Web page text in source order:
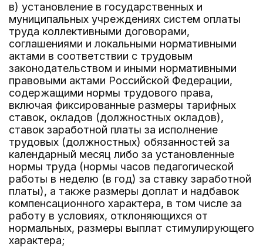
в) установление в государственных и
муниципальных учреждениях систем оплаты
труда коллективными договорами,
соглашениями и локальными нормативными
актами в соответствии с трудовым
законодательством и иными нормативными
правовыми актами Российской Федерации,
содержащими нормы трудового права,
включая фиксированные размеры тарифных
ставок, окладов (должностных окладов),
ставок заработной платы за исполнение
трудовых (должностных) обязанностей за
календарный месяц либо за установленные
нормы труда (нормы часов педагогической
работы в неделю (в год) за ставку заработной
платы), а также размеры доплат и надбавок
компенсационного характера, в том числе за
работу в условиях, отклоняющихся от
нормальных, размеры выплат стимулирующего
характера;